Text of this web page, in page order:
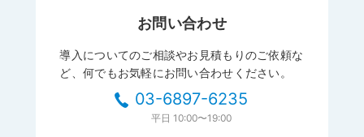
お問い合わせ
導入についてのご相談やお見積もりのご依頼な
ど、何でもお気軽にお問い合わせください。
03-6897-6235
平日10:00〜19:00